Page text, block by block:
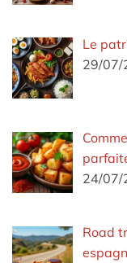
Le
29/07/
24/07/
Road